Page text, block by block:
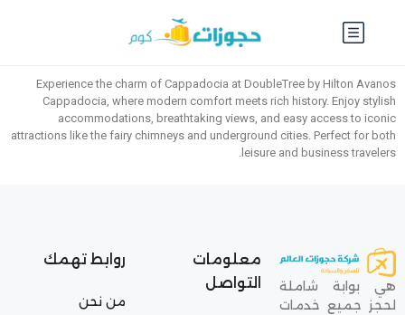
Experience the charm of Cappadocia at DoubleTree by Hilton Avanos
Cappadocia, where modern comfort meets rich history. Enjoy stylish
accommodations, breathtaking views, and easy access to iconic
attractions like the fairy chimneys and underground cities. Perfect for both
leisure and business travelers.
هي بوابة شاملة
لحجز جميع خدمات
معلومات
التواصل
روابط تهمك
من نحن